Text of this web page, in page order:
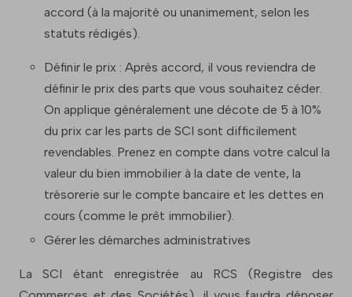
accord (à la majorité ou unanimement, selon les
statuts rédigés).
Définir le prix : Après accord, il vous reviendra de
définir le prix des parts que vous souhaitez céder.
On applique généralement une décote de 5 à 10%
du prix car les parts de SCI sont difficilement
revendables. Prenez en compte dans votre calcul la
valeur du bien immobilier à la date de vente, la
trésorerie sur le compte bancaire et les dettes en
cours (comme le prêt immobilier).
Gérer les démarches administratives
La SCI étant enregistrée au RCS (Registre des